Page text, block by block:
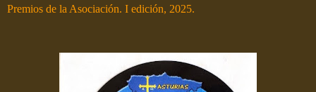
Premios de la Asociación. I edición, 2025.